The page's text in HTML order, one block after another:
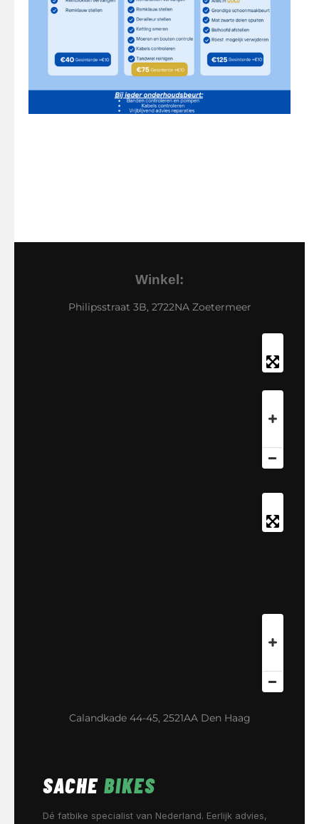
Winkel:
Philipsstraat 3B, 2722NA Zoetermeer
Calandkade 44-45, 2521AA Den Haag
SACHE BIKES
Dé fatbike specialist van Nederland. Eerlijk advies,